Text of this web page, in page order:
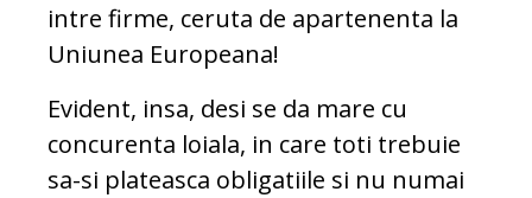
intre firme, ceruta de apartenenta la
Uniunea Europeana!
Evident, insa, desi se da mare cu
concurenta loiala, in care toti trebuie
sa-si plateasca obligatiile si nu numai